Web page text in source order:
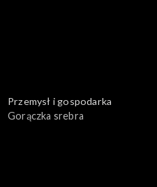
Przemysł i gospodarka
Gorączka srebra